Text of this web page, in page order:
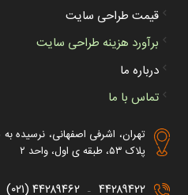
قیمت طراحی سایت
برآورد هزینه طراحی سایت
درباره ما
تماس با ما
تهران، اشرفی اصفهانی، نرسیده
پلاک ۵۳، طبقه ی اول، واحد ۲
۴۴۲۸۹۴۲۲ – ۴۴۲۸۹۴۶۲ (۰۲۱)